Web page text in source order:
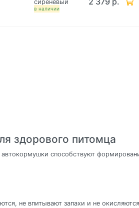
в наличии
сиреневый
здорового питомца
способствуют
не впитывают запахи и не